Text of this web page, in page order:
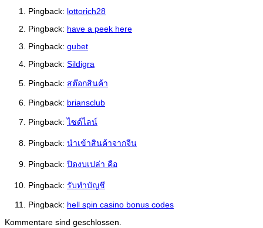
Pingback: lottorich28
Pingback: have a peek here
Pingback: gubet
Pingback: Sildigra
Pingback: สต๊อกสินค้า
Pingback: briansclub
Pingback:ไซด์ไลน์
Pingback: นำเข้าสินค้าจากจีน
Pingback: ปิดงบเปล่า คือ
Pingback: รับทำบัญชี
Pingback: hell spin casino bonus codes
Kommentare sind geschlossen.